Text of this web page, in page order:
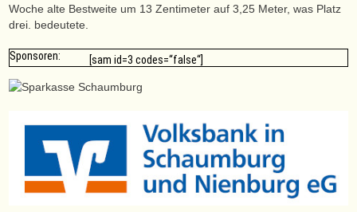
Woche alte Bestweite um 13 Zentimeter auf 3,25 Meter, was Platz
drei. bedeutete.
Sponsoren: [sam id=3 codes=“false“]